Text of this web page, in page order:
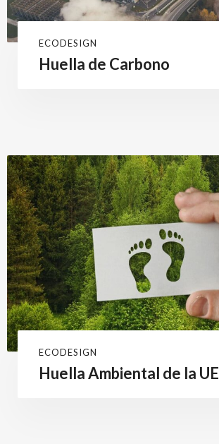
ECODESIGN
Huella de Carbono
ECODESIGN
Huella Ambiental de la UE